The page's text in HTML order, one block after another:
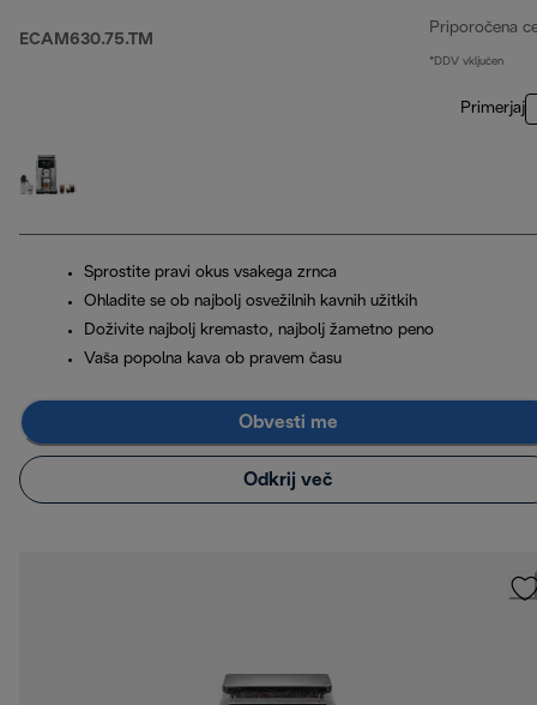
ECAM630.75.TM
Priporočena
*DDV vključen
Primerjaj
Sprostite pravi okus vsakega zrnca
Ohladite se ob najbolj osvežilnih kavnih užitkih
Doživite najbolj kremasto, najbolj žametno peno
Vaša popolna kava ob pravem času
Obvesti me
Odkrij več